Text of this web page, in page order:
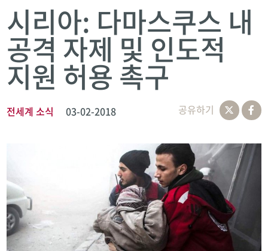
시리아: 다마스쿠스 내
공격 자제 및 인도적
지원 허용 촉구
전세계 소식 03-02-2018 공유하기